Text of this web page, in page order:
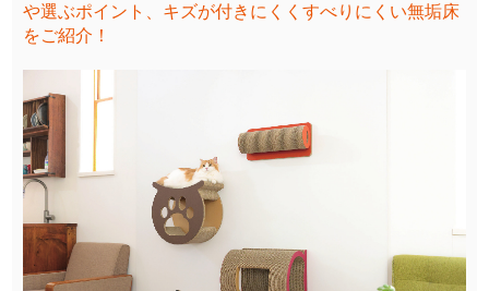
や選ぶポイント、キズが付きにくくすべりにくい無垢床
をご紹介！